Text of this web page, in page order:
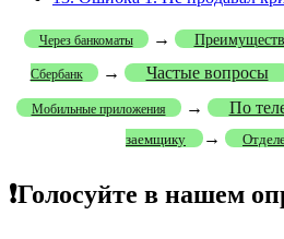
Через банкоматы →
Сбербанк → Частые вопросы
Мобильные приложения → По
заемщику
→
❗Голосуйте в нашем